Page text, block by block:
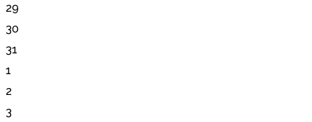
29
30
31
1
2
3